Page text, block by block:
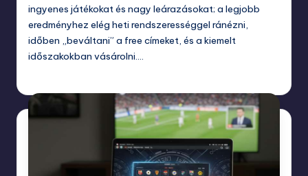
ingyenes játékokat és nagy leárazásokat; a legjobb
eredményhez elég heti rendszerességgel ránézni,
időben „beváltani” a free címeket, és a kiemelt
időszakokban vásárolni.…